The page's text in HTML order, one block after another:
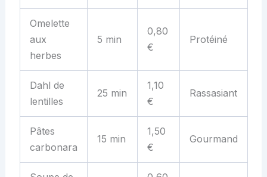
Omelette
aux
herbes
5 min
0,80
€
Protéiné
Dahl de
lentilles
25 min
1,10
€
Rassasiant
Pâtes
carbonara
15 min
1,50
€
Gourmand